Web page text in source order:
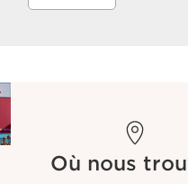
Où nous